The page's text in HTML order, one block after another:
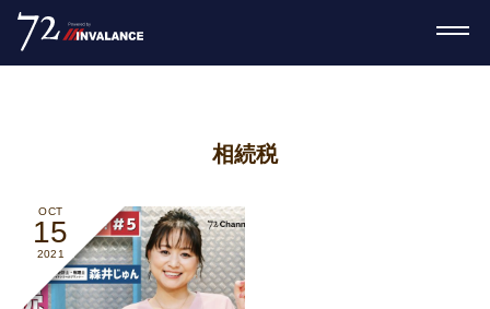
相続税
OCT
15
2021